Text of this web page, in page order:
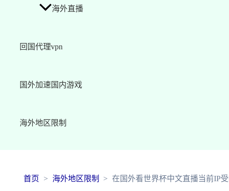
海外直播
回国代理vpn
国外加速国内游戏
海外地区限制
首页 海外地区限制 在国外看世界杯中文直播当前IP